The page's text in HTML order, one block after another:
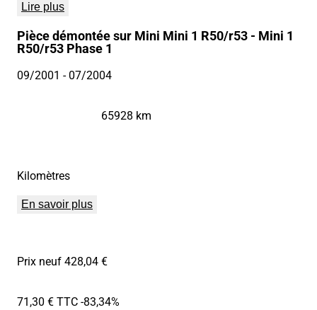
Lire plus
Pièce démontée sur Mini Mini 1 R50/r53 - Mini 1
R50/r53 Phase 1
09/2001 - 07/2004
Kilomètres
65928 km
En savoir plus
Prix neuf 428,04 €
71,30 € TTC-83,34%